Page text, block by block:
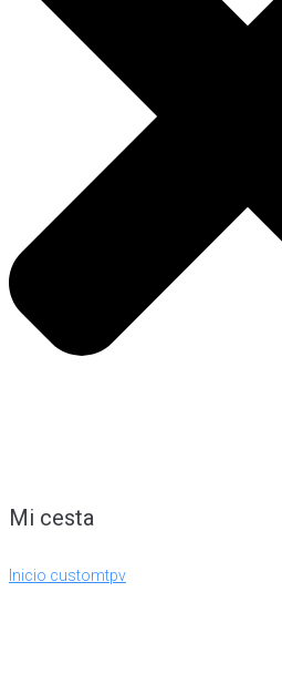
Mi cesta
Inicio customtpv